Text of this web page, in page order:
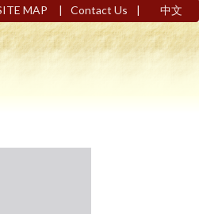
MAP | Contact Us | 中文